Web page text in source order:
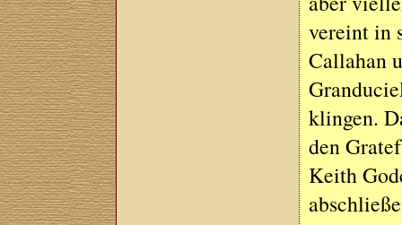
vereint in
Callahan
klingen.
den
Keith